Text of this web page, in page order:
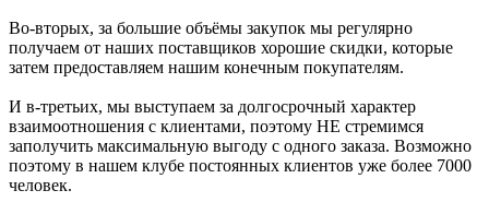
Во-вторых, за большие объёмы закупок мы регулярно
получаем от наших поставщиков хорошие скидки, которые
затем предоставляем нашим конечным покупателям.
И в-третьих, мы выступаем за долгосрочный характер
взаимоотношения с клиентами, поэтому НЕ стремимся
заполучить максимальную выгоду с одного заказа. Возможно
поэтому в нашем клубе постоянных клиентов уже более 7000
человек.